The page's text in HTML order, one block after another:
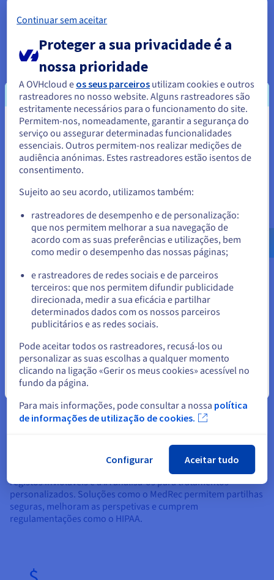
segurança, como o envenenamento de modelos de IA, e o
as distorções se os dados não forem diversificados,
conduzindo potencialmente a resultados desequilibrados.
Casos de uso da IA em aplicações
de blockchain
Há várias razões pelas quais pode querer usar IA em todas as
suas aplicações de blockchain. Alguns dos casos de uso mais
populares são:
Gestão da cadeia de abastecimento:
Nas cadeias de abastecimento, a IA analisa os dados
monitorizados por blockchain para otimização e manutenção
preditiva. Por exemplo, a IA prevê atrasos processando dados
de expedição em tempo real em livros-razão imutáveis,
reduzindo desperdícios.
A blockchain IA protege os dados dos pacientes, ao mesmo
tempo que permite o diagnóstico por IA. A blockchain garante
registos invioláveis e a IA analisa-os para tratamentos
personalizados. Soluções como o MedRec permitem partilhas
seguras, melhoram as perspetivas e cumprem
regulamentações como o HIPAA.
Parece que está localizado em
Estados Unidos.
Para encomendar a partir de Estados Unidos, terá de consultar e
Aceder ao website do Estados Unidos
us.ovhcloud.com/
Inglês USD - $
ou
Ficar no website atual
Selecionar outro website
Continuar sem aceitar
Proteger a sua privacidade é a
nossa prioridade
A OVHcloud e os seus parceiros utilizam cookies e outros
rastreadores no nosso website. Alguns rastreadores são
estritamente necessários para o funcionamento do site.
Permitem-nos, nomeadamente, garantir a segurança do
serviço ou assegurar determinadas funcionalidades
essenciais. Outros permitem-nos realizar medições de
audiência anónimas. Estes rastreadores estão isentos de
consentimento.
Sujeito ao seu acordo, utilizamos também:
rastreadores de desempenho e de personalização:
que nos permitem melhorar a sua navegação de
acordo com as suas preferências e utilizações, bem
como medir o desempenho das nossas páginas;
e rastreadores de redes sociais e de parceiros
terceiros: que nos permitem difundir publicidade
direcionada, medir a sua eficácia e partilhar
determinados dados com os nossos parceiros
publicitários e as redes sociais.
Pode aceitar todos os rastreadores, recusá-los ou
personalizar as suas escolhas a qualquer momento
clicando na ligação «Gerir os meus cookies» acessível no
fundo da página.
Para mais informações, pode consultar a nossa política
de informações de utilização de cookies.
Configurar Aceitar tudo